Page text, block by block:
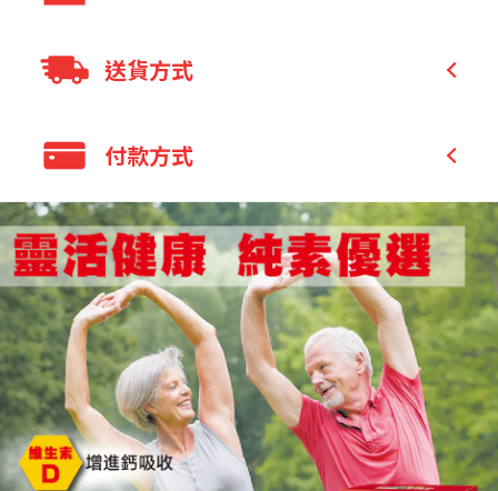
增進鈣吸收，增進神經、肌肉
(一)素食 D3增進鈣吸收，有助於維持神經、
肌肉的正常生理！
⊙素食者福音：嚴選藻類來源D3，素食者
可安心食用。
⊙輕鬆滿足量：800IU非活性D3，幫助骨
骼與牙齒的生長發育。
(二 )豐富維生素，調整體質，滿足素食者不易
攝取的營養！
◆維生素B12： 1000mg高效型B12(甲基
B12)+常態型B12，
增進神經系統的健
康，有助於紅血球的形成，適量搭配幫助
健康維持。
送貨方式
全家 取貨付款
全家 取貨不付款
7-11 取貨付款
7-11 取貨不付款
國際包裹
宅配
貨到付款
付款方式
信用卡付款
貨到付款
全家取貨付款
7-11 取貨付款
銀行轉帳／ATM
LINE Pay